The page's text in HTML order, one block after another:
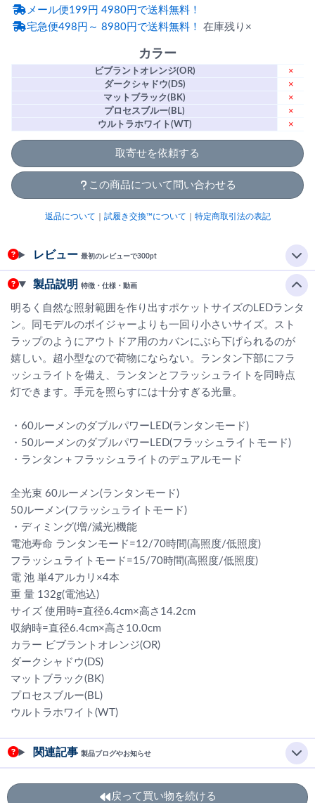
メール便199円 4980円で送料無料！
宅急便498円～ 8980円で送料無料！ 在庫残り×
カラー
ビブラントオレンジ(OR)
×
ダークシャドウ(DS)
×
マットブラック(BK)
×
プロセスブルー(BL)
×
ウルトラホワイト(WT)
×
取寄せを依頼する
この商品について問い合わせる
返品について 試履き交換™について 特定商取引法の表記
レビュー 最初のレビューで300pt
製品説明 特徴・仕様・動画
明るく自然な照射範囲を作り出すポケットサイズのLEDランタ
ン。同モデルのボイジャーよりも一回り小さいサイズ。スト
ラップのようにアウトドア用のカバンにぶら下げられるのが
嬉しい。超小型なので荷物にならない。ランタン下部にフラ
ッシュライトを備え、ランタンとフラッシュライトを同時点
灯できます。手元を照らすには十分すぎる光量。
・60ルーメンのダブルパワーLED(ランタンモード)
・50ルーメンのダブルパワーLED(フラッシュライトモード)
・ランタン＋フラッシュライトのデュアルモード
全光束 60ルーメン(ランタンモード)
50ルーメン(フラッシュライトモード)
・ディミング(増/減光)機能
電池寿命 ランタンモード=12/70時間(高照度/低照度)
フラッシュライトモード=15/70時間(高照度/低照度)
電 池 単4アルカリ×4本
重 量 132g(電池込)
サイズ 使用時=直径6.4cm×高さ14.2cm
収納時=直径6.4cm×高さ10.0cm
カラー ビブラントオレンジ(OR)
ダークシャドウ(DS)
マットブラック(BK)
プロセスブルー(BL)
ウルトラホワイト(WT)
関連記事 製品ブログやお知らせ
戻って買い物を続ける